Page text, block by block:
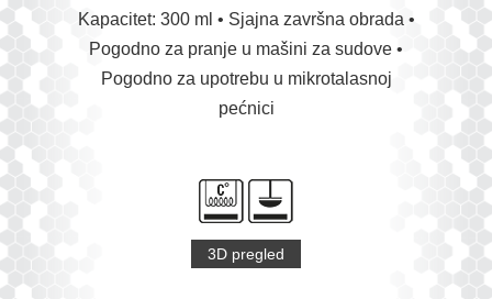
Kapacitet: 300 ml • Sjajna završna obrada •
Pogodno za pranje u mašini za sudove •
Pogodno za upotrebu u mikrotalasnoj
pećnici
3D pregled